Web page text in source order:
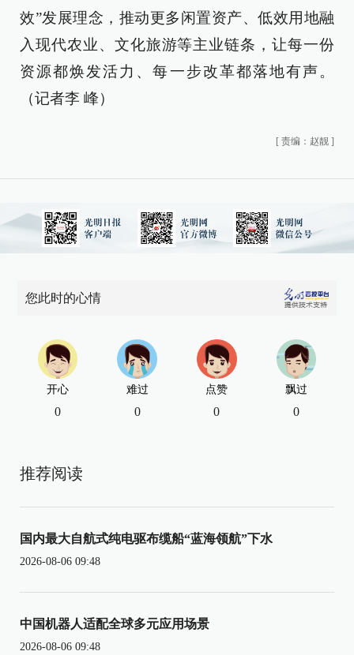
效”发展理念，推动更多闲置资产、低效用地融
入现代农业、文化旅游等主业链条，让每一份
资源都焕发活力、每一步改革都落地有声。
（记者李 峰）
[ 责编：赵靓 ]
您此时的心情
开心
0
难过
0
点赞
0
飘过
0
推荐阅读
国内最大自航式纯电驱布缆船“蓝海领航”下水
2026-08-06 09:48
中国机器人适配全球多元应用场景
2026-08-06 09:48